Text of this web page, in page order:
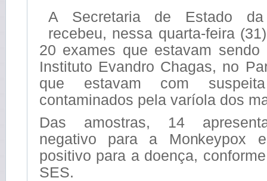
A Secretaria de Estado
recebeu, nessa quarta-feira
20 exames que estavam sendo
Instituto Evandro Chagas, no
que estavam com
contaminados pela varíola dos
Das amostras, 14
negativo para a Monkeypox
positivo para a doença,
SES.